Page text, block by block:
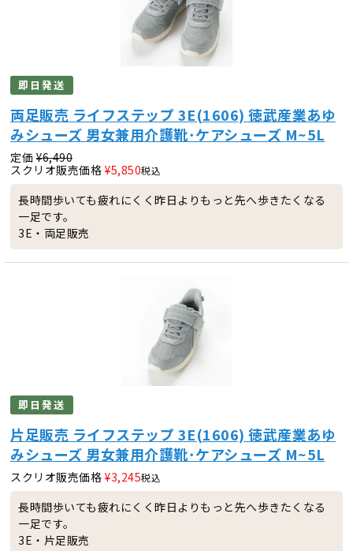
即日発送
両足販売 ライフステップ 3E(1606) 徳武産業あゆ
みシューズ 男女兼用介護靴･ケアシューズ M~5L
定価 ¥6,490
スクリオ販売価格 ¥5,850税込
長時間歩いても疲れにくく昨日よりもっと先へ歩きたくなる
一足です。
3E・両足販売
即日発送
片足販売 ライフステップ 3E(1606) 徳武産業あゆ
みシューズ 男女兼用介護靴･ケアシューズ M~5L
スクリオ販売価格 ¥3,245税込
長時間歩いても疲れにくく昨日よりもっと先へ歩きたくなる
一足です。
3E・片足販売